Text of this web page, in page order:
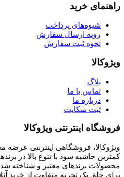
راهنمای خرید
شیوه‌های پرداخت
رویه ارسال سفارش
نحوه ثبت سفارش
ویژوکالا
بلاگ
تماس با ما
درباره ما
ثبت شکایت
فروشگاه اینترنتی ویژوکالا
ویژوکالا، فروشگاهی اینترنتی عرضه
کمترین حاشیه سود با تنوع بالا در
محصولات برندهای معتبر و شناخته
برای خلق یک تجربه متفاوت از خرید